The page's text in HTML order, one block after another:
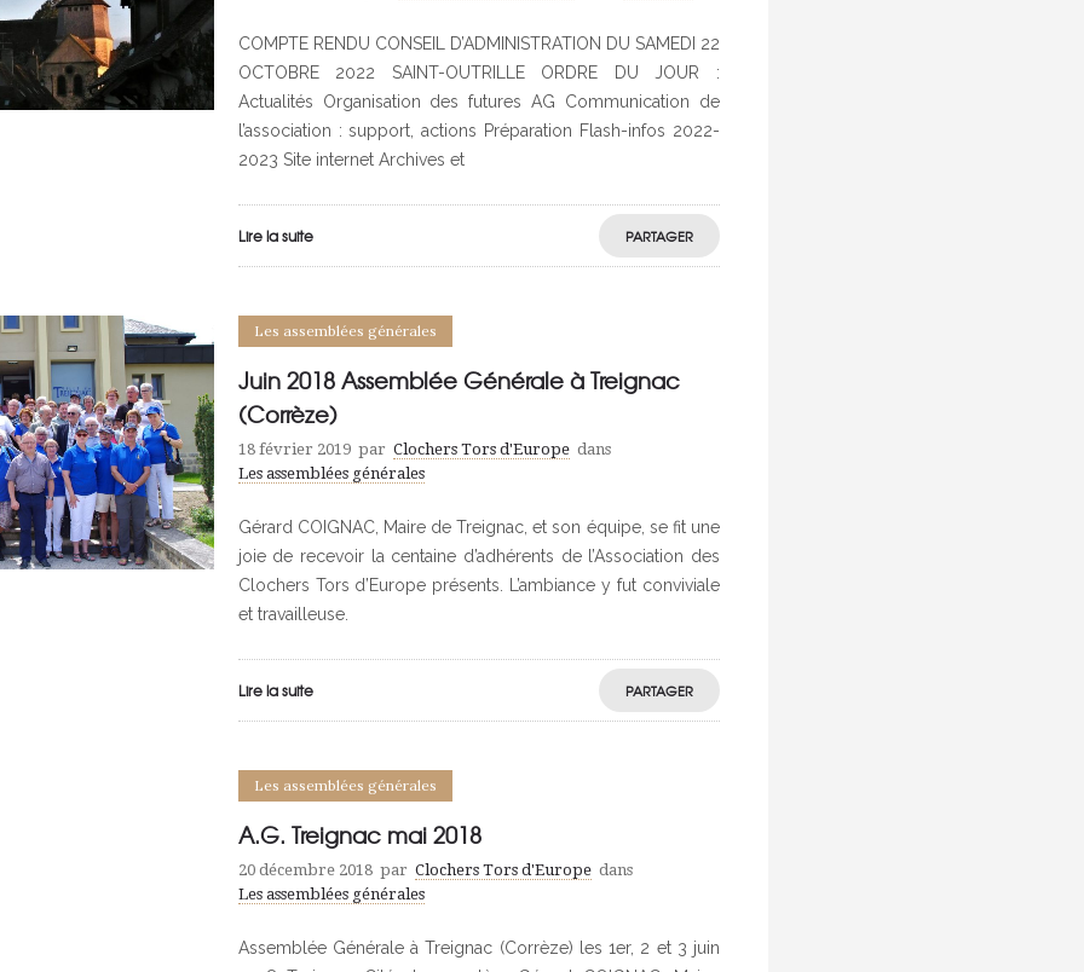
COMPTE RENDU CONSEIL D’ADMINISTRATION DU SAMEDI 22
OCTOBRE 2022 SAINT-OUTRILLE ORDRE DU JOUR :
Actualités Organisation des futures AG Communication de
l’association : support, actions Préparation Flash-infos 2022-
2023 Site internet Archives et
Lire la suite PARTAGER
Les assemblées générales
Juin 2018 Assemblée Générale à Treignac
(Corrèze)
18 février 2019 par Clochers Tors d'Europe dans
Les assemblées générales
Gérard COIGNAC, Maire de Treignac, et son équipe, se fit une
joie de recevoir la centaine d’adhérents de l’Association des
Clochers Tors d’Europe présents. L’ambiance y fut conviviale
et travailleuse.
Lire la suite PARTAGER
Les assemblées générales
A.G. Treignac mai 2018
20 décembre 2018 par Clochers Tors d'Europe dans
Les assemblées générales
Assemblée Générale à Treignac (Corrèze) les 1er, 2 et 3 juin